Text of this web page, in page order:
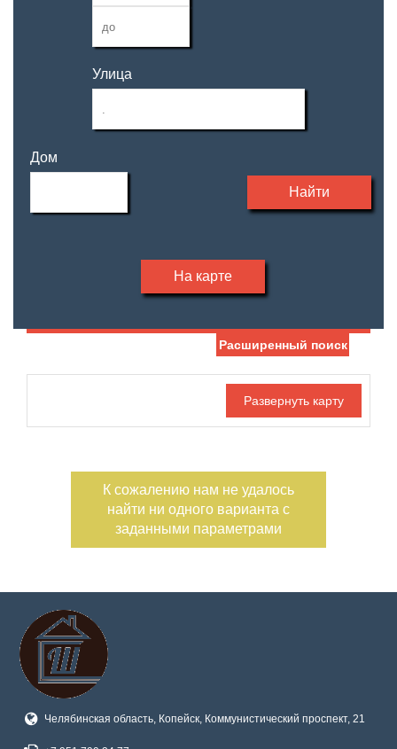
Улица
Дом
Найти
На карте
Балконов
Этаж
—
Этажность
Материал дома
Обмен
Расширенный поиск
К сожалению нам не удалось
найти ни одного варианта с
заданными параметрами
Челябинская область, Копейск, Коммунистический проспект, 21